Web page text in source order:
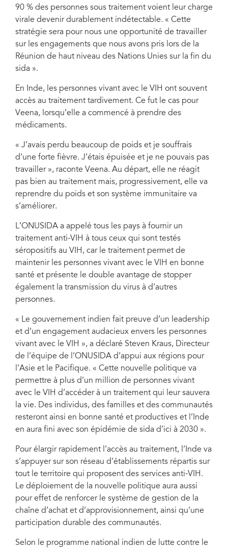
90 % des personnes sous traitement voient leur charge
virale devenir durablement indétectable. « Cette
stratégie sera pour nous une opportunité de travailler
sur les engagements que nous avons pris lors de la
Réunion de haut niveau des Nations Unies sur la fin du
sida ».
En Inde, les personnes vivant avec le VIH ont souvent
accès au traitement tardivement. Ce fut le cas pour
Veena, lorsqu’elle a commencé à prendre des
médicaments.
« J’avais perdu beaucoup de poids et je souffrais
d’une forte fièvre. J’étais épuisée et je ne pouvais pas
travailler », raconte Veena. Au départ, elle ne réagit
pas bien au traitement mais, progressivement, elle va
reprendre du poids et son système immunitaire va
s’améliorer.
L’ONUSIDA a appelé tous les pays à fournir un
traitement anti-VIH à tous ceux qui sont testés
séropositifs au VIH, car le traitement permet de
maintenir les personnes vivant avec le VIH en bonne
santé et présente le double avantage de stopper
également la transmission du virus à d’autres
personnes.
« Le gouvernement indien fait preuve d’un leadership
et d’un engagement audacieux envers les personnes
vivant avec le VIH », a déclaré Steven Kraus, Directeur
de l’équipe de l’ONUSIDA d’appui aux régions pour
l’Asie et le Pacifique. « Cette nouvelle politique va
permettre à plus d’un million de personnes vivant
avec le VIH d’accéder à un traitement qui leur sauvera
la vie. Des individus, des familles et des communautés
resteront ainsi en bonne santé et productives et l’Inde
en aura fini avec son épidémie de sida d’ici à 2030 ».
Pour élargir rapidement l’accès au traitement, l’Inde va
s’appuyer sur son réseau d’établissements répartis sur
tout le territoire qui proposent des services anti-VIH.
Le déploiement de la nouvelle politique aura aussi
pour effet de renforcer le système de gestion de la
chaîne d’achat et d’approvisionnement, ainsi qu’une
participation durable des communautés.
Selon le programme national indien de lutte contre le